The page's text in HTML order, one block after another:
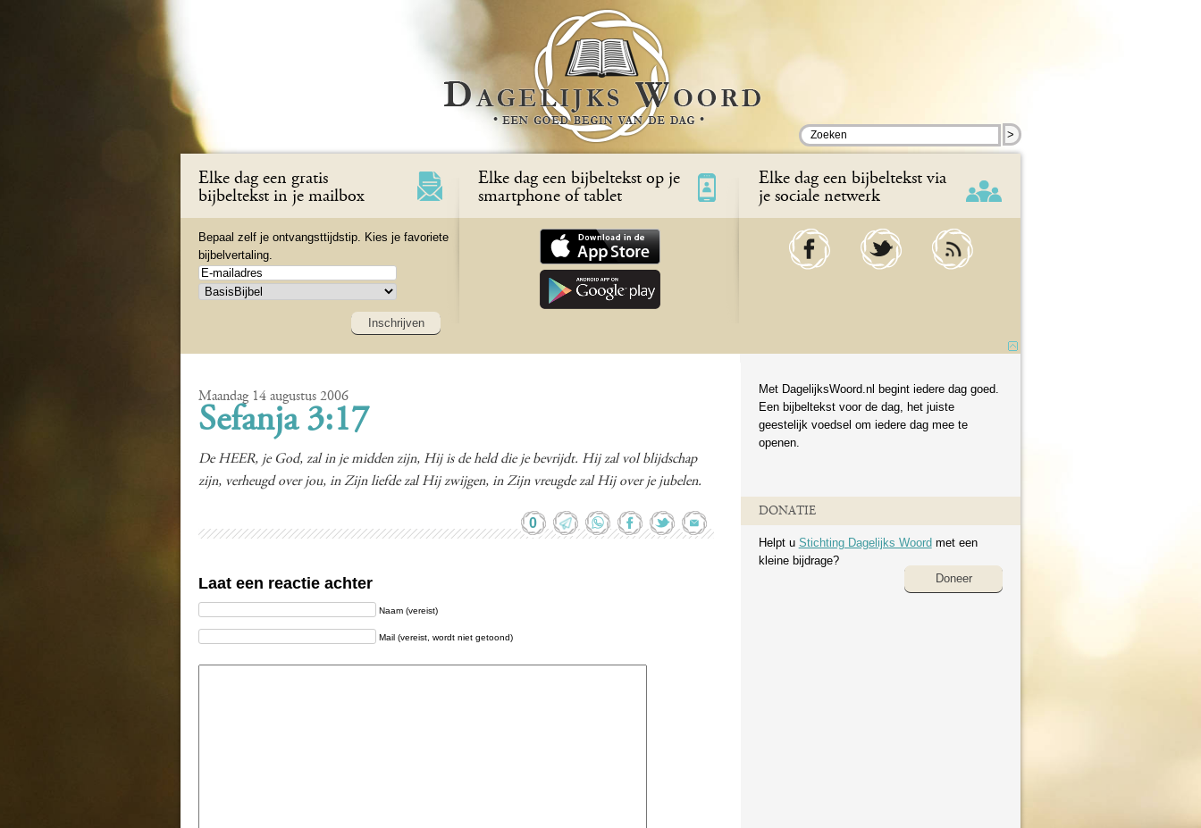
>
Elke dag een gratis
bijbeltekst in je mailbox
Bepaal zelf je ontvangsttijdstip. Kies je favoriete
bijbelvertaling.
Inschrijven
Elke dag een bijbeltekst op je
smartphone of tablet
Elke dag een bijbeltekst via
je sociale netwerk
Maandag 14 augustus 2006
Sefanja 3:17
De HEER, je God, zal in je midden zijn, Hij is de held die je bevrijdt. Hij zal vol blijdschap
zijn, verheugd over jou, in Zijn liefde zal Hij zwijgen, in Zijn vreugde zal Hij over je jubelen.
0
Laat een reactie achter
Naam (vereist)
Mail (vereist, wordt niet getoond)
Met DagelijksWoord.nl begint iedere dag goed.
Een bijbeltekst voor de dag, het juiste
geestelijk voedsel om iedere dag mee te
openen.
DONATIE
Helpt u Stichting Dagelijks Woord met een
kleine bijdrage?
Doneer